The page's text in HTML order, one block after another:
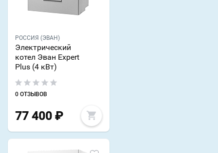
РОССИЯ (ЭВАН)
Электрический
котел Эван Expert
Plus (4 кВт)
0 ОТЗЫВОВ
77 400 ₽